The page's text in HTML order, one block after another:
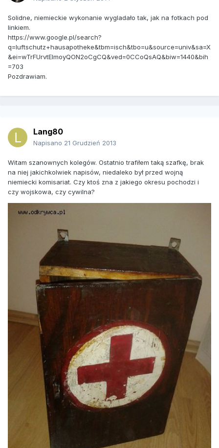
Solidne, niemieckie wykonanie wygladało tak, jak na fotkach pod
linkiem.
https://www.google.pl/search?
q=luftschutz+hausapotheke&tbm=isch&tbo=u&source=univ&sa=X
&ei=wTrFUrvtEImoyQON2oCgCQ&ved=0CCoQsAQ&biw=1440&bih
=703
Pozdrawiam.
Lang80
Napisano 21 Grudzień 2013
Witam szanownych kolegów. Ostatnio trafiłem taką szafkę, brak
na niej jakichkolwiek napisów, niedaleko był przed wojną
niemiecki komisariat. Czy ktoś zna z jakiego okresu pochodzi i
czy wojskowa, czy cywilna?